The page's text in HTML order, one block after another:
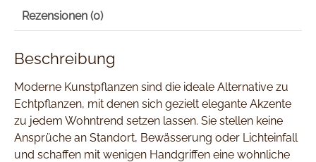
Rezensionen (0)
Beschreibung
Moderne Kunstpflanzen sind die ideale Alternative zu
Echtpflanzen, mit denen sich gezielt elegante Akzente
zu jedem Wohntrend setzen lassen. Sie stellen keine
Ansprüche an Standort, Bewässerung oder Lichteinfall
und schaffen mit wenigen Handgriffen eine wohnliche